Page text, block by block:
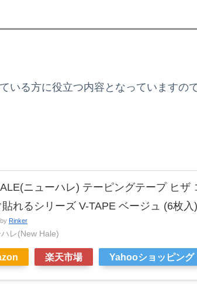
いる方に役立つ内容となっていますの
ニューハレ) テーピングテープ ヒザ
貼れるシリーズ V-TAPE ベージュ (6枚
Rinker
ハレ(New Hale)
楽天市場 Yahooショッピング